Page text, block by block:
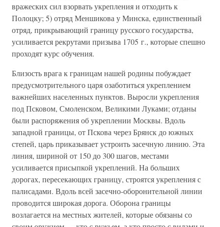
вражеских сил взорвать укрепления и отходить к
Полоцку; 5) отряд Меншикова у Минска, единственный
отряд, прикрывающий границу русского государства,
усиливается рекрутами призыва 1705 г., которые спешно
проходят курс обучения.
Близость врага к границам нашей родины побуждает
предусмотрительного царя озаботиться укреплением
важнейших населенных пунктов. Выросли укрепления
под Псковом, Смоленском, Великими Луками; отданы
были распоряжения об укреплении Москвы. Вдоль
западной границы, от Пскова через Брянск до южных
степей, царь приказывает устроить засечную линию. Эта
линия, шириной от 150 до 300 шагов, местами
усиливается присыпкой укреплений. На больших
дорогах, пересекающих границу, строятся укрепления с
палисадами. Вдоль всей засечно-оборонительной линии
проводится широкая дорога. Оборона границы
возлагается на местных жителей, которые обязаны со